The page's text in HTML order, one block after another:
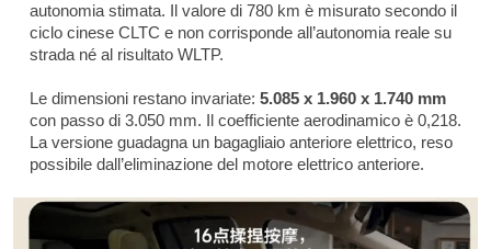
autonomia stimata. Il valore di 780 km è misurato secondo il
ciclo cinese CLTC e non corrisponde all’autonomia reale su
strada né al risultato WLTP.
Le dimensioni restano invariate: 5.085 x 1.960 x 1.740 mm
con passo di 3.050 mm. Il coefficiente aerodinamico è 0,218.
La versione guadagna un bagagliaio anteriore elettrico, reso
possibile dall’eliminazione del motore elettrico anteriore.